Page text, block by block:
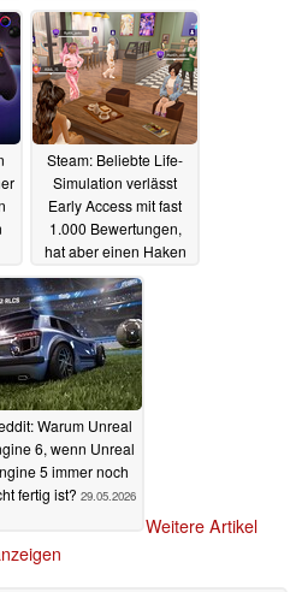
Steam: Beliebte Life-
Simulation verlässt
Early Access mit fast
1.000 Bewertungen,
hat aber einen Haken
29.05.2026
Warum Unreal
6, wenn Unreal
5 immer noch
fertig ist? 29.05.2026
Weitere Artikel